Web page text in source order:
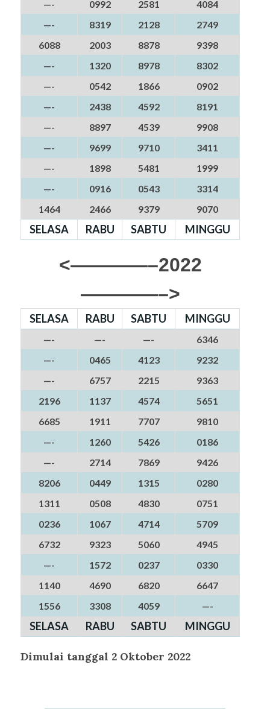
—- 0992 2581
4084
—-
8319 2128
2749
6088
2003 8878
9398
—-
1320 8978
8302
—-
0542 1866
0902
—-
2438 4592
8191
—-
8897 4539
9908
—-
9699 9710
3411
—-
1898 5481
1999
—-
0916 0543
3314
1464
2466 9379 9070
SELASA RABU SABTU MINGGU
<————–2022
————–>
SELASA RABU SABTU MINGGU
—- —- —-
6346
—-
0465 4123
9232
—-
6757 2215
9363
2196
1137 4574
5651
6685
1911 7707
9810
—-
1260 5426
0186
—-
2714 7869
9426
8206
0449 1315
0280
1311
0508 4830
0751
0236
1067 4714
5709
6732
9323 5060
4945
—-
1572 0237
0330
1140
4690 6820
6647
1556
3308 4059 —-
SELASA RABU SABTU MINGGU
Dimulai tanggal 2 Oktober 2022